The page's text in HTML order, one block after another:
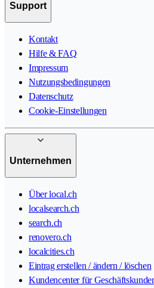
Support
Kontakt
Hilfe & FAQ
Impressum
Nutzungsbedingungen
Datenschutz
Cookie-Einstellungen
Unternehmen
Über local.ch
localsearch.ch
search.ch
renovero.ch
localcities.ch
Eintrag erstellen / ändern / löschen
Kundencenter für